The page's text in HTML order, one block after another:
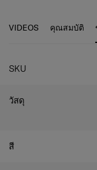
อย่างสมบูรณ์กับแนวท
Samsoniteช่องเสียบกระเ
สำนักงานภาย
สายคาดเอวส
VIDEOS คุณสมบัติ
SKU
วัสดุ
สี